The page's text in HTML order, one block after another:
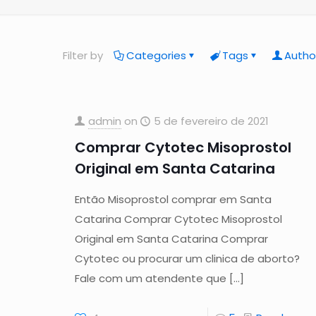
Filter by Categories Tags
admin on 5 de fevereiro de 2021
Comprar Cytotec Misoprostol
Original em Santa Catarina
Então Misoprostol comprar em Santa
Catarina Comprar Cytotec Misoprostol
Original em Santa Catarina Comprar
Cytotec ou procurar um clinica de aborto?
Fale com um atendente que […]